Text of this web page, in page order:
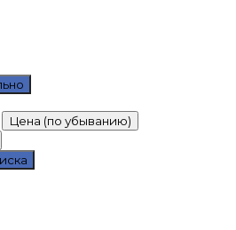
Цена (по убыванию)